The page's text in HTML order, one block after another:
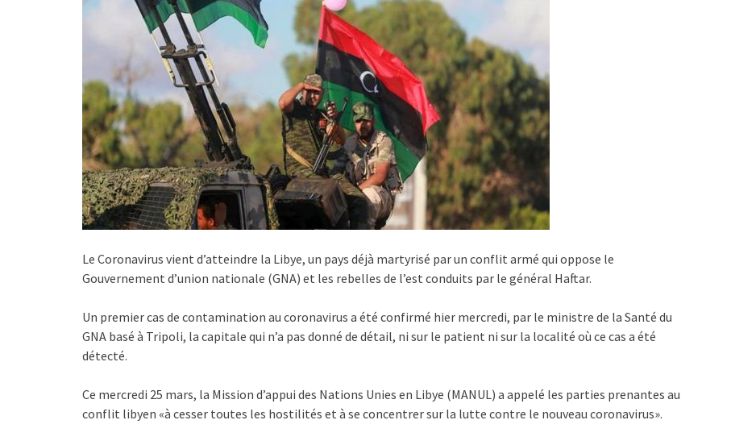
Le Coronavirus vient d’atteindre la Libye, un pays déjà martyrisé par un conflit armé qui oppose le
Gouvernement d’union nationale (GNA) et les rebelles de l’est conduits par le général Haftar.
Un premier cas de contamination au coronavirus a été confirmé hier mercredi, par le ministre de la Santé du
GNA basé à Tripoli, la capitale qui n’a pas donné de détail, ni sur le patient ni sur la localité où ce cas a été
détecté.
Ce mercredi 25 mars, la Mission d’appui des Nations Unies en Libye (MANUL) a appelé les parties prenantes au
conflit libyen «à cesser toutes les hostilités et à se concentrer sur la lutte contre le nouveau coronavirus».